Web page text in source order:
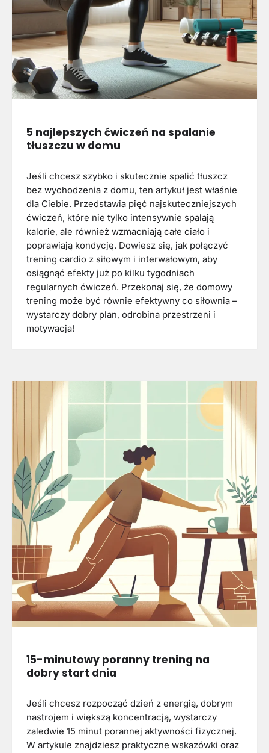
5 najlepszych ćwiczeń na spalanie
tłuszczu w domu
Jeśli chcesz szybko i skutecznie spalić tłuszcz
bez wychodzenia z domu, ten artykuł jest właśnie
dla Ciebie. Przedstawia pięć najskuteczniejszych
ćwiczeń, które nie tylko intensywnie spalają
kalorie, ale również wzmacniają całe ciało i
poprawiają kondycję. Dowiesz się, jak połączyć
trening cardio z siłowym i interwałowym, aby
osiągnąć efekty już po kilku tygodniach
regularnych ćwiczeń. Przekonaj się, że domowy
trening może być równie efektywny co siłownia –
wystarczy dobry plan, odrobina przestrzeni i
motywacja!
15-minutowy poranny trening na
dobry start dnia
Jeśli chcesz rozpocząć dzień z energią, dobrym
nastrojem i większą koncentracją, wystarczy
zaledwie 15 minut porannej aktywności fizycznej.
W artykule znajdziesz praktyczne wskazówki oraz